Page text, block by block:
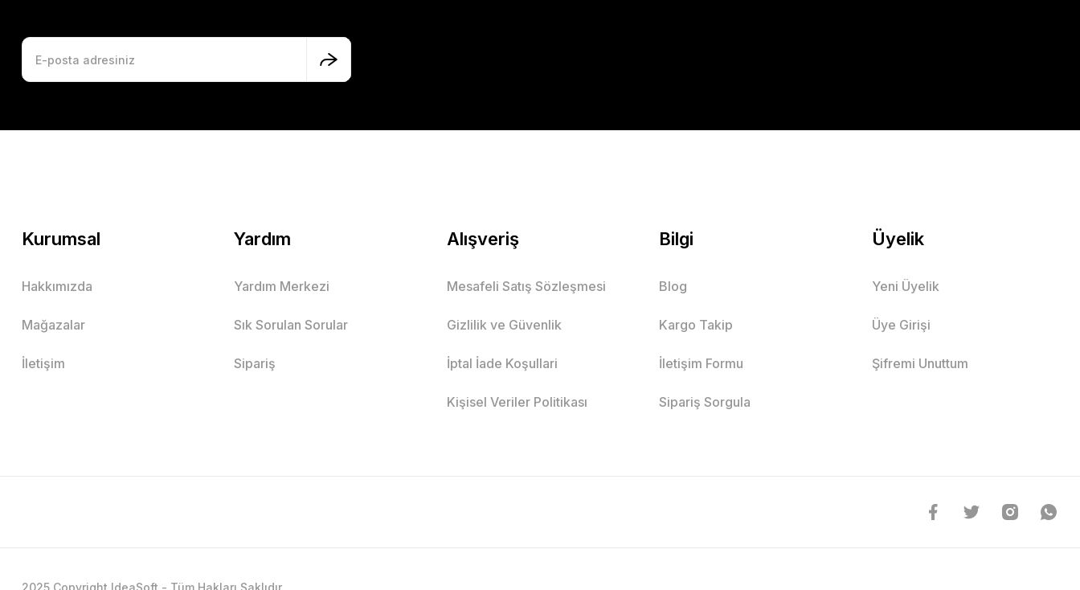
Kurumsal
Hakkımızda
Mağazalar
İletişim
Yardım
Yardım Merkezi
Sık Sorulan Sorular
Sipariş
Alışveriş
Mesafeli Satış Sözleşmesi
Gizlilik ve Güvenlik
İptal İade Koşullari
Kişisel Veriler Politikası
Bilgi
Blog
Kargo Takip
İletişim Formu
Sipariş Sorgula
Üyelik
Yeni Üyelik
Üye Girişi
Şifremi Unuttum
2025 Copyright IdeaSoft - Tüm Hakları Saklıdır.